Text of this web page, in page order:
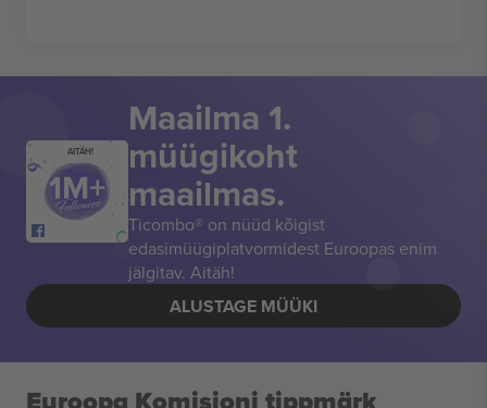
AITÄH!
Maailma 1.
müügikoht
maailmas.
Ticombo® on nüüd kõigist
edasimüügiplatvormidest Euroopas enim
jälgitav. Aitäh!
ALUSTAGE MÜÜKI